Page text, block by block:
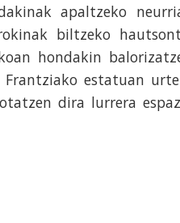
apaltzeko
biltzeko
hondakin
estatuan
dira lurrera